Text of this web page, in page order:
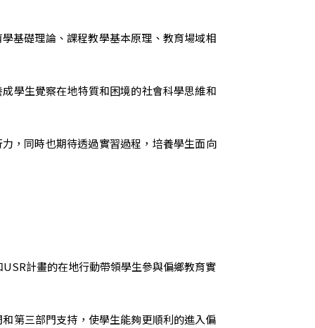
基礎理論、課程教學基本原理、教育場域相
學生覺察在地特質和困境的社會科學思維和
，同時也期待透過實習過程，培養學生面向
計畫的在地行動帶領學生參與偏鄉教育實
第三部門支持，使學生能夠更順利的進入偏